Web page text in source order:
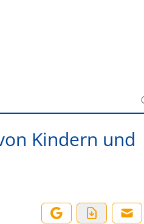
Kindern und